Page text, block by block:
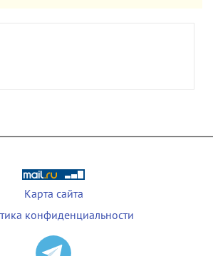
Карта сайта
конфиденциальности